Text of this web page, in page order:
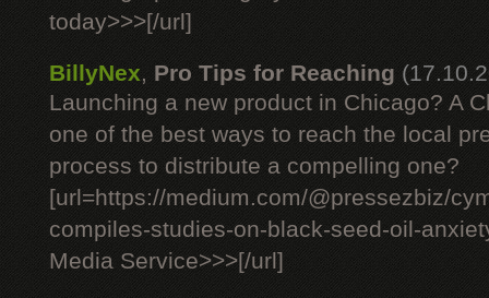
today>>>[/url]
BillyNex, Pro Tips for Reaching
Launching a new product in Chicago? A
one of the best ways to reach the local
process to distribute a compelling one?
[url=https://medium.com/@pressezbiz/
compiles-studies-on-black-seed-oil-
Media Service>>>[/url]